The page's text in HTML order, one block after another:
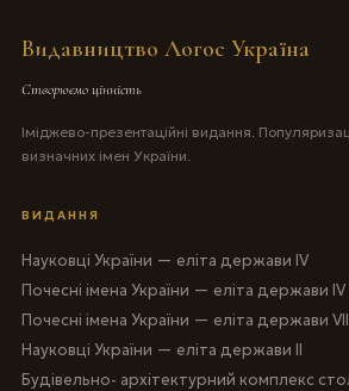
Видавництво Логос Україна
Створюємо цінність
Іміджево-презентаційні видання.
визначних імен України.
ВИДАННЯ
Науковці України — еліта держави IV
Почесні імена України — еліта держави IV
Почесні імена України — еліта держави VII
Науковці України — еліта держави II
Будівельно- архітектурний комплекс